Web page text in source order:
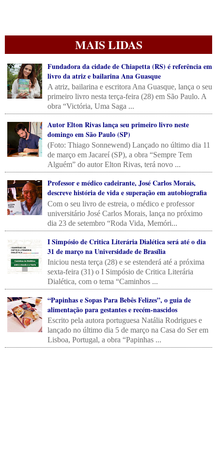
MAIS LIDAS
Fundadora da cidade de Chiapetta (RS) é referência em
livro da atriz e bailarina Ana Guasque
A atriz, bailarina e escritora Ana Guasque, lança o seu
primeiro livro nesta terça-feira (28) em São Paulo. A
obra “Victória, Uma Saga ...
Autor Elton Rivas lança seu primeiro livro neste
domingo em São Paulo (SP)
(Foto: Thiago Sonnewend) Lançado no último dia 11
de março em Jacareí (SP), a obra “Sempre Tem
Alguém” do autor Elton Rivas, terá novo ...
Professor e médico cadeirante, José Carlos Morais,
descreve história de vida e superação em autobiografia
Com o seu livro de estreia, o médico e professor
universitário José Carlos Morais, lança no próximo
dia 23 de setembro “Roda Vida, Memóri...
I Simpósio de Critica Literária Dialética será até o dia
31 de março na Universidade de Brasília
Iniciou nesta terça (28) e se estenderá até a próxima
sexta-feira (31) o I Simpósio de Critica Literária
Dialética, com o tema “Caminhos ...
“Papinhas e Sopas Para Bebês Felizes”, o guia de
alimentação para gestantes e recém-nascidos
Escrito pela autora portuguesa Natália Rodrigues e
lançado no último dia 5 de março na Casa do Ser em
Lisboa, Portugal, a obra “Papinhas ...